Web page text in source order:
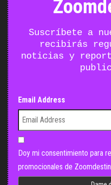
Suscríbete a
recibirás
noticias y
Email Address
Doy mi consentimiento para
promocionales de